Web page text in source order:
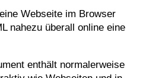
Webseite im Browser
nahezu überall online eine
enthält normalerweise